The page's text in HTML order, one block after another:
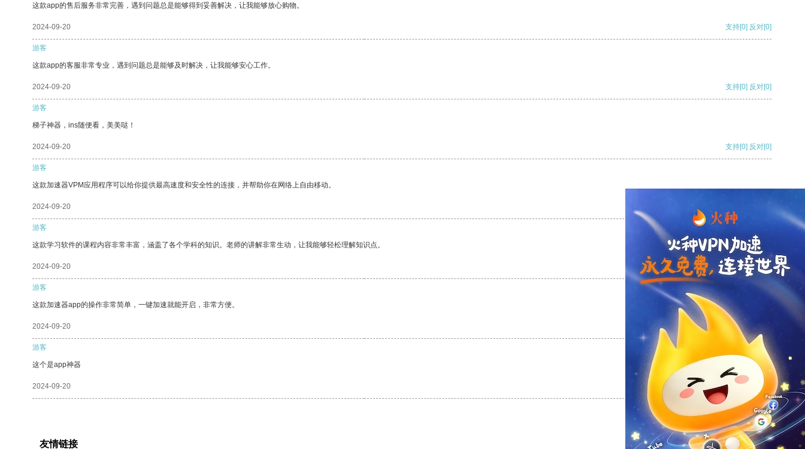
这款app的售后服务非常完善，遇到问题总是能够得到妥善解决，让我能够放心购物。
2024-09-20 支持[0] 反对[0]
游客
这款app的客服非常专业，遇到问题总是能够及时解决，让我能够安心工作。
2024-09-20 支持[0] 反对[0]
游客
梯子神器，ins随便看，美美哒！
2024-09-20 支持[0] 反对[0]
游客
这款加速器VPM应用程序可以给你提供最高速度和安全性的连接，并帮助你在网络上自由移动。
2024-09-20
游客
这款学习软件的课程内容非常丰富，涵盖了各个学科的知识。老师的讲解非常生动，让我能够轻松理解知识点。
2024-09-20 支持 [0] 反对[0]
游客
这款加速器app的操作非常简单，一键加速就能开启，非常方便。
2024-09-20 支持[0] 反对
游客
这个是app神器
2024-09-20 支持[0] 反对[0]
友情链接